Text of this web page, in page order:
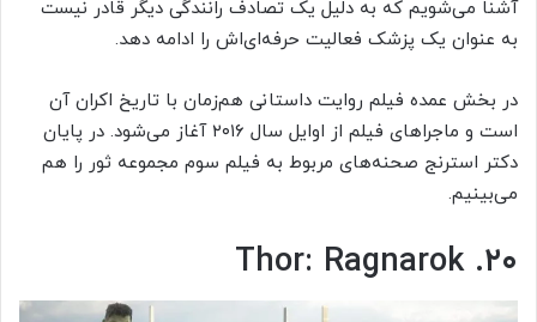
آشنا می‌شویم که به دلیل یک تصادف رانندگی دیگر قادر نیست
به عنوان یک پزشک فعالیت حرفه‌ای‌اش را ادامه دهد.
در بخش عمده فیلم روایت داستانی هم‌زمان با تاریخ اکران آن
است و ماجراهای فیلم از اوایل سال ۲۰۱۶ آغاز می‌شود. در پایان
دکتر استرنج صحنه‌های مربوط به فیلم سوم مجموعه ثور را هم
می‌بینیم.
۲۰. Thor: Ragnarok